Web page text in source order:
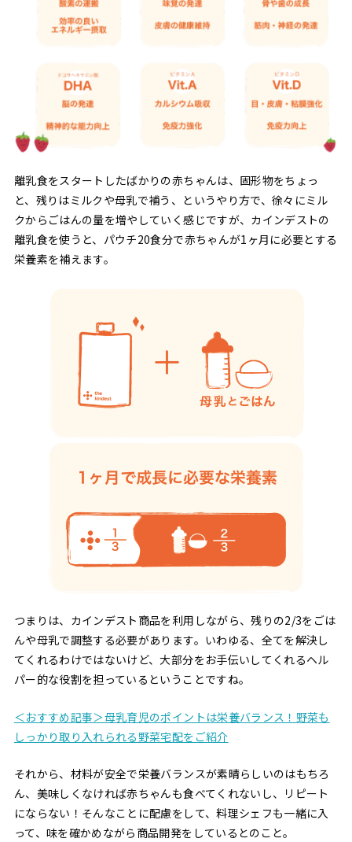
離乳食をスタートしたばかりの赤ちゃんは、固形物をちょっ
と、残りはミルクや母乳で補う、というやり方で、徐々にミル
クからごはんの量を増やしていく感じですが、カインデストの
離乳食を使うと、パウチ20食分で赤ちゃんが1ヶ月に必要とする
栄養素を補えます。
つまりは、カインデスト商品を利用しながら、残りの2/3をごは
んや母乳で調整する必要があります。いわゆる、全てを解決し
てくれるわけではないけど、大部分をお手伝いしてくれるヘル
パー的な役割を担っているということですね。
＜おすすめ記事＞母乳育児のポイントは栄養バランス！野菜も
しっかり取り入れられる野菜宅配をご紹介
それから、材料が安全で栄養バランスが素晴らしいのはもちろ
ん、美味しくなければ赤ちゃんも食べてくれないし、リピート
にならない！そんなことに配慮をして、料理シェフも一緒に入
って、味を確かめながら商品開発をしているとのこと。